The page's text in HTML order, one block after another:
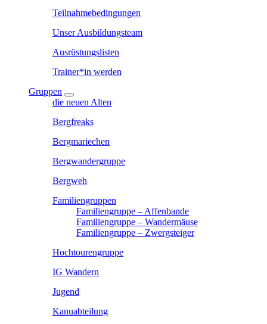
Teilnahmebedingungen
Unser Ausbildungsteam
Ausrüstungslisten
Trainer*in werden
Gruppen
die neuen Alten
Bergfreaks
Bergmariechen
Bergwandergruppe
Bergweh
Familiengruppen
Familiengruppe – Affenbande
Familiengruppe – Wandermäuse
Familiengruppe – Zwergsteiger
Hochtourengruppe
IG Wandern
Jugend
Kanuabteilung